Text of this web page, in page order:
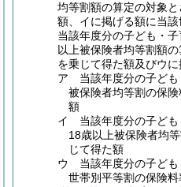
均等割額の算定の対象
額、イに掲げる額に当
当該年度分の子ども・
以上被保険者均等割額
を乗じて得た額及びウ
ア 当該年度分の子ども
被保険者均等割の保
額
イ 当該年度分の子ども
18歳以上被保険者均
じて得た額
ウ 当該年度分の子ども
世帯別平等割の保険